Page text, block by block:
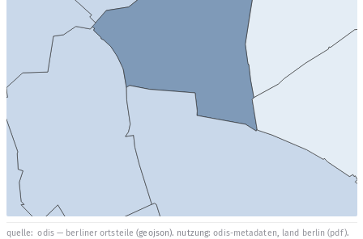
quelle: odis — berliner ortsteile (geojson). nutzung:odis-metadaten, land berlin (pdf).